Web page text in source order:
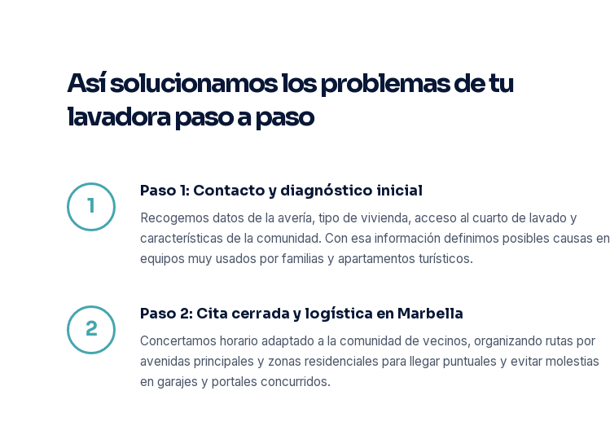
Así solucionamos los problemas de tu
lavadora paso a paso
Paso 1: Contacto y diagnóstico inicial
Recogemos datos de la avería, tipo de vivienda, acceso al cuarto de lavado y
características de la comunidad. Con esa información definimos posibles causas en
equipos muy usados por familias y apartamentos turísticos.
Paso 2: Cita cerrada y logística en Marbella
Concertamos horario adaptado a la comunidad de vecinos, organizando rutas por
avenidas principales y zonas residenciales para llegar puntuales y evitar molestias
en garajes y portales concurridos.